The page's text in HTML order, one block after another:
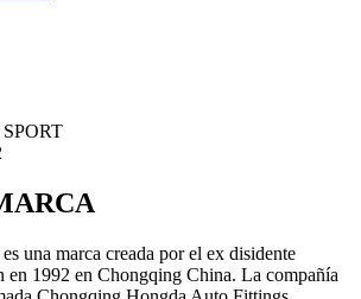
una marca creada por el ex disidente
1992 en Chongqing China. La compañía